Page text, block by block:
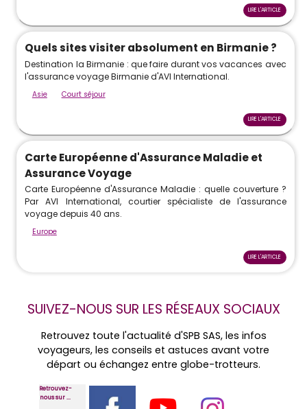
LIRE L'ARTICLE
Quels sites visiter absolument en Birmanie ?
Destination la Birmanie : que faire durant vos vacances avec
l'assurance voyage Birmanie d'AVI International.
Asie Court séjour
LIRE L'ARTICLE
Carte Européenne d'Assurance Maladie et
Assurance Voyage
Carte Européenne d'Assurance Maladie : quelle couverture ?
Par AVI International, courtier spécialiste de l'assurance
voyage depuis 40 ans.
Europe
LIRE L'ARTICLE
SUIVEZ-NOUS SUR LES RÉSEAUX SOCIAUX
Retrouvez toute l'actualité d'SPB SAS, les infos
voyageurs, les conseils et astuces avant votre
départ ou échangez entre globe-trotteurs.
Retrouvez-
nous sur ...